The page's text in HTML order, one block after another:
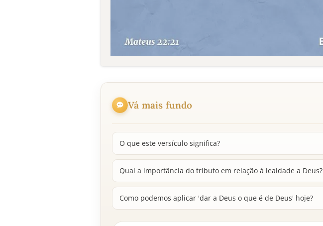
Vá mais fundo
O que este versículo significa?
Qual a importância do tributo em relação à lealdade a Deus?
Como podemos aplicar 'dar a Deus o que é de Deus' hoje?